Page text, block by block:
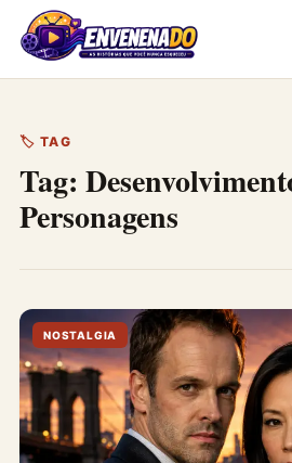
Pular
para
🏷 TAG
Tag:
Personagens
NOSTALGIA